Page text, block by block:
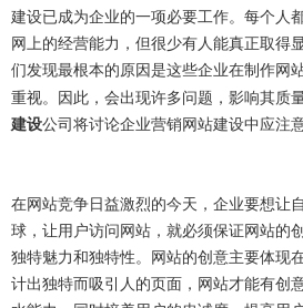
建设已成为企业的一项必要工作。每个人
网上的经营能力，但很少有人能真正取得
们发现最根本的原因是这些企业在制作网
重视。因此，会出现许多问题，影响其质
建设公司将讨论企业营销网站建设中应注
在网站竞争日益激烈的今天，企业要想让
球，让用户访问网站，就必须保证网站的
独特魅力和独特性。网站的创意主要体现
计出独特而吸引人的页面，网站才能有创